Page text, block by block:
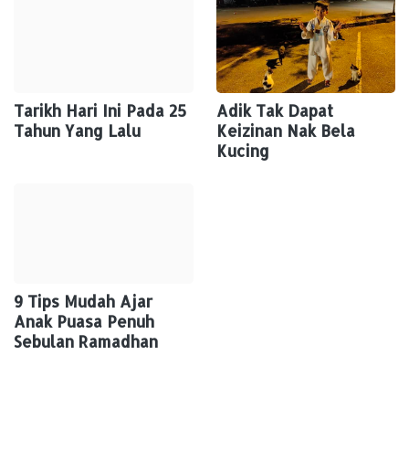
Tarikh Hari Ini Pada 25
Tahun Yang Lalu
Adik Tak Dapat
Keizinan Nak Bela
Kucing
9 Tips Mudah Ajar
Anak Puasa Penuh
Sebulan Ramadhan